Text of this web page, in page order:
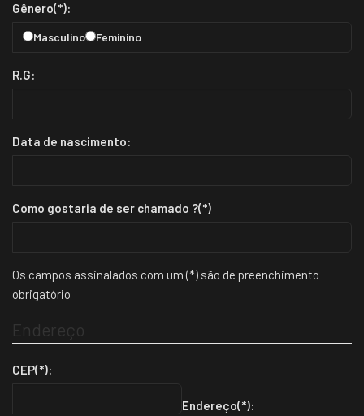
Gênero(*):
Masculino Feminino
R.G:
Data de nascimento:
Como gostaria de ser chamado ?(*)
Os campos assinalados com um (*) são de preenchimento
obrigatório
Endereço
CEP(*):
Endereço(*):